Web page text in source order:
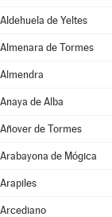
Aldehuela de Yeltes
Almenara de Tormes
Almendra
Anaya de Alba
Añover de Tormes
Arabayona de Mógica
Arapiles
Arcediano